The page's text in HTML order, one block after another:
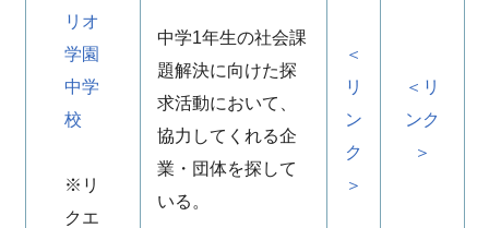
リオ
学園
中学
校
※リ
クエ
中学1年生の社会課
題解決に向けた探
求活動において、
協力してくれる企
業・団体を探して
いる。
＜
リ
ン
ク
＞
＜リ
ンク
＞